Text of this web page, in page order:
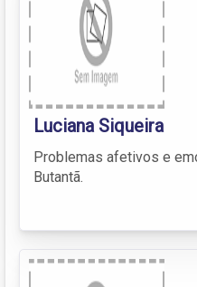
Luciana Siqueira
Problemas afetivos e
Butantã.